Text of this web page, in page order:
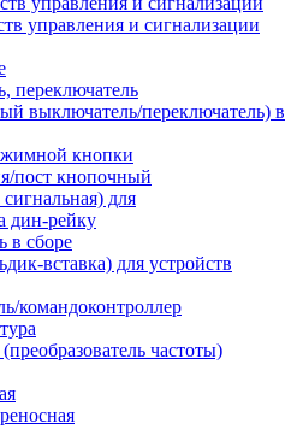
управления и сигнализации
переключатель
выключатель/переключатель) в
кнопки
пост кнопочный
для
дин-рейку
в сборе
вставка) для устройств
командоконтроллер
частоты)